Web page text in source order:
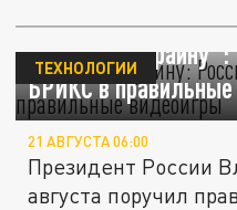
"Битва за Украину":
БРИКС в
ТЕХНОЛОГИИ
21 АВГУСТА 06:00
Президент России
августа поручил